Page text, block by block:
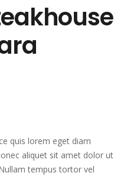
quis lorem eget diam
aliquet sit amet dolor ut
tempus tortor vel